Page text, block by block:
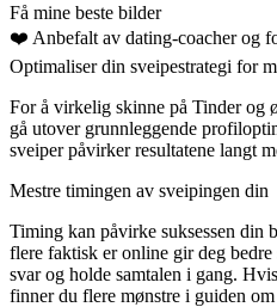
Få mine beste bilder
❤️ Anbefalt av dating-coacher og
Optimaliser din sveipestrategi for
For å virkelig skinne på Tinder og
gå utover grunnleggende
sveiper påvirker resultatene langt
Mestre timingen av sveipingen din
Timing kan påvirke suksessen din
flere faktisk er online gir deg bedre
svar og holde samtalen i gang.
finner du flere mønstre i guiden om